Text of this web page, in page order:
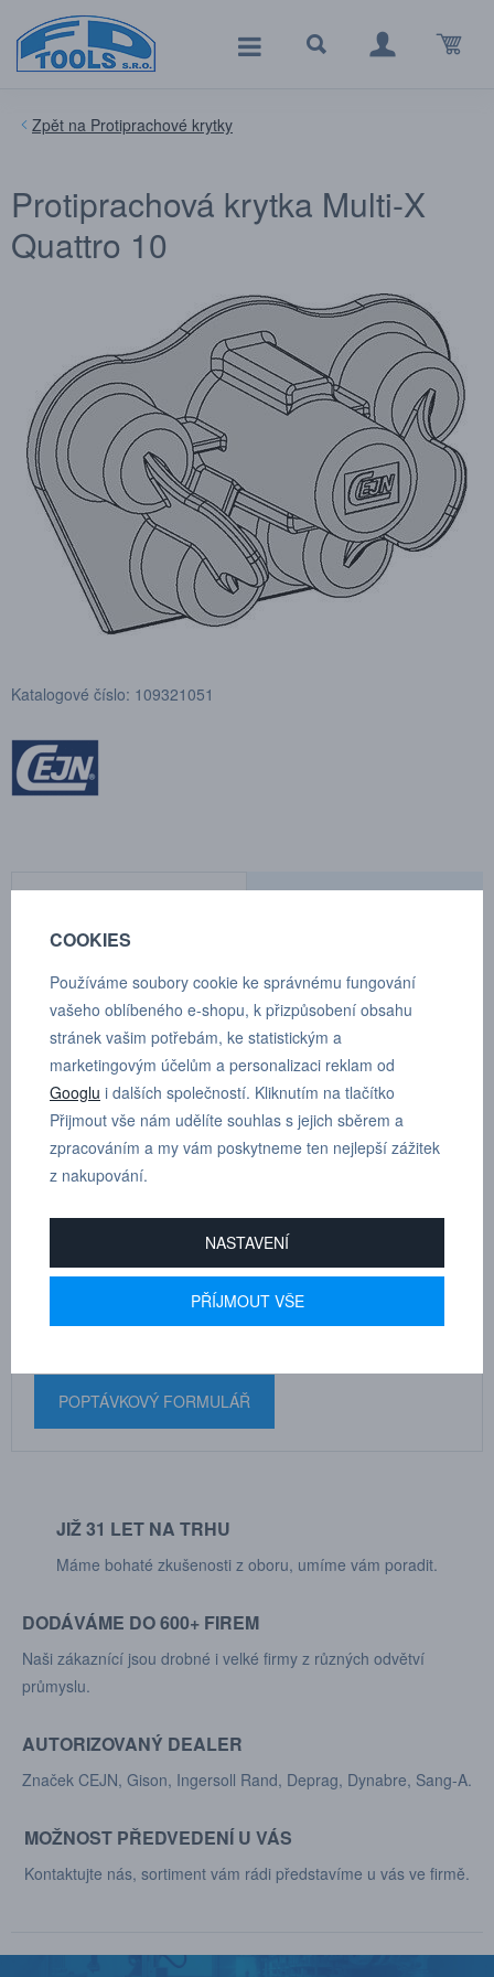
Protiprachové krytky
Protiprachová krytka Multi-X
Quattro 10
Katalogové číslo: 109321051
Protiprachové krytky jsou přibaleny ke každé desce, ale lze je
nakoupit i samostatně.
Pro desku s: vnějším závitem
MARTIN
DRHOLEC
technické poradenství
POPTÁVKOVÝ FORMULÁŘ
JIŽ 31 LET NA TRHU
Máme bohaté zkušenosti z oboru, umíme vám poradit.
DODÁVÁME DO 600+ FIREM
Naši zákaznící jsou drobné i velké firmy z různých odvětví
průmyslu.
AUTORIZOVANÝ DEALER
Značek CEJN, Gison, Ingersoll Rand, Deprag, Dynabre, Sang-A.
MOŽNOST PŘEDVEDENÍ U VÁS
Kontaktujte nás, sortiment vám rádi představíme u vás ve firmě.
COOKIES
Používáme soubory cookie ke správnému fungování
vašeho oblíbeného e-shopu, k přizpůsobení obsahu
stránek vašim potřebám, ke statistickým a
marketingovým účelům a personalizaci reklam od
Googlu i dalších společností. Kliknutím na tlačítko
Přijmout vše nám udělíte souhlas s jejich sběrem a
zpracováním a my vám poskytneme ten nejlepší zážitek
z nakupování.
NASTAVENÍ
PŘÍJMOUT VŠE